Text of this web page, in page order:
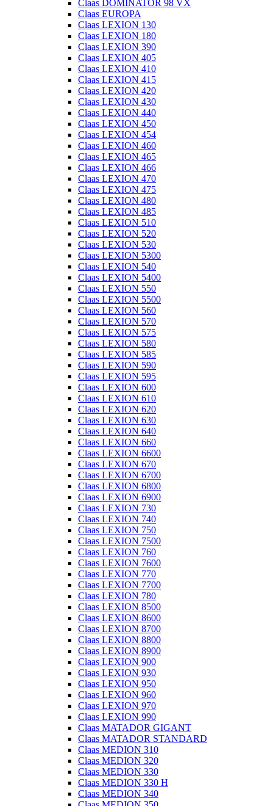
Claas DOMINATOR 98 VX
Claas EUROPA
Claas LEXION 130
Claas LEXION 180
Claas LEXION 390
Claas LEXION 405
Claas LEXION 410
Claas LEXION 415
Claas LEXION 420
Claas LEXION 430
Claas LEXION 440
Claas LEXION 450
Claas LEXION 454
Claas LEXION 460
Claas LEXION 465
Claas LEXION 466
Claas LEXION 470
Claas LEXION 475
Claas LEXION 480
Claas LEXION 485
Claas LEXION 510
Claas LEXION 520
Claas LEXION 530
Claas LEXION 5300
Claas LEXION 540
Claas LEXION 5400
Claas LEXION 550
Claas LEXION 5500
Claas LEXION 560
Claas LEXION 570
Claas LEXION 575
Claas LEXION 580
Claas LEXION 585
Claas LEXION 590
Claas LEXION 595
Claas LEXION 600
Claas LEXION 610
Claas LEXION 620
Claas LEXION 630
Claas LEXION 640
Claas LEXION 660
Claas LEXION 6600
Claas LEXION 670
Claas LEXION 6700
Claas LEXION 6800
Claas LEXION 6900
Claas LEXION 730
Claas LEXION 740
Claas LEXION 750
Claas LEXION 7500
Claas LEXION 760
Claas LEXION 7600
Claas LEXION 770
Claas LEXION 7700
Claas LEXION 780
Claas LEXION 8500
Claas LEXION 8600
Claas LEXION 8700
Claas LEXION 8800
Claas LEXION 8900
Claas LEXION 900
Claas LEXION 930
Claas LEXION 950
Claas LEXION 960
Claas LEXION 970
Claas LEXION 990
Claas MATADOR GIGANT
Claas MATADOR STANDARD
Claas MEDION 310
Claas MEDION 320
Claas MEDION 330
Claas MEDION 330 H
Claas MEDION 340